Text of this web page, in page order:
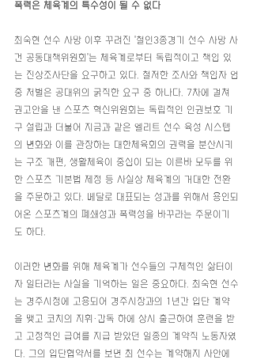
폭력은 체육계의 특수성이 될 수 없다
최숙현 선수 사망 이후 꾸려진 '철인3종경기 선수 사망 사
건 공동대책위원회'는 체육계로부터 독립적이고 책임 있
는 진상조사단을 요구하고 있다. 철저한 조사와 책임자 엄
중 처벌은 공대위의 굵직한 요구 중 하나다. 7차에 걸쳐
권고안을 낸 스포츠 혁신위원회는 독립적인 인권보호 기
구 설립과 더불어 지금과 같은 엘리트 선수 육성 시스템
의 변화와 이를 관장하는 대한체육회의 권력을 분산시키
는 구조 개편, 생활체육이 중심이 되는 이른바 모두를 위
한 스포츠 기본법 제정 등 사실상 체육계의 거대한 전환
을 주문하고 있다. 메달로 대표되는 성과를 위해서 용인되
어온 스포츠계의 폐쇄성과 폭력성을 바꾸라는 주문이기
도 하다.
이러한 변화를 위해 체육계가 선수들의 구체적인 삶터이
자 일터라는 사실을 기억하는 일은 중요하다. 최숙현 선수
는 경주시청에 고용되어 경주시장과의 1년간 입단 계약
을 맺고 코치의 지휘·감독 하에 상시 출근하여 훈련을 받
고 고정적인 급여를 지급 받았던 일종의 계약직 노동자였
다. 그의 입단협약서를 보면 최 선수는 계약해지 사안에